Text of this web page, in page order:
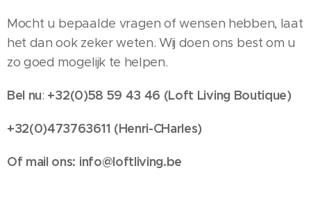
Mocht u bepaalde vragen of wensen hebben, laat
het dan ook zeker weten. Wij doen ons best om u
zo goed mogelijk te helpen.
Bel nu: +32(0)58 59 43 46 (Loft Living Boutique)
+32(0)473763611 (Henri-CHarles)
Of mail ons: info@loftliving.be